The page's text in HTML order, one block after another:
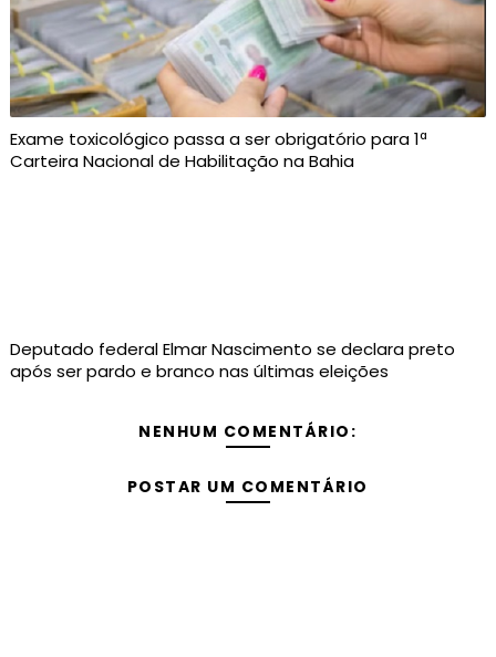
Exame toxicológico passa a ser obrigatório para 1ª
Carteira Nacional de Habilitação na Bahia
Deputado federal Elmar Nascimento se declara preto
após ser pardo e branco nas últimas eleições
NENHUM COMENTÁRIO:
POSTAR UM COMENTÁRIO